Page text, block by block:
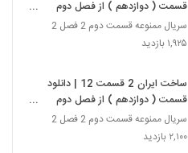
قسمت ( دوازدهم ) از فصل دوم
ساخت ایران ( "خرید قانونی نسخه
کامل از نماشا" )
سریال ممنوعه قسمت دوم 2 فصل 2
۱,۹۲۵ بازدید
ساخت ایران 2 قسمت 12 | دانلود
قسمت ( دوازدهم ) از فصل دوم
(سریال) ساخت ایران ( "خرید قانونی
نسخه کامل از نماشا" )
سریال ممنوعه قسمت دوم 2 فصل 2
۲,۱۰۰ بازدید